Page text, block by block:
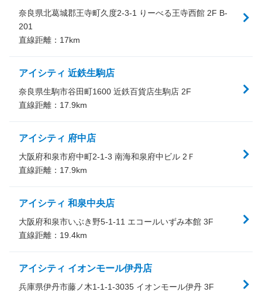
奈良県北葛城郡王寺町久度2-3-1 りーべる王寺西館 2F B-
201
直線距離： 17km
アイシティ 近鉄生駒店
奈良県生駒市谷田町1600 近鉄百貨店生駒店 2F
直線距離： 17.9km
アイシティ 府中店
大阪府和泉市府中町2-1-3 南海和泉府中ビル 2Ｆ
直線距離： 17.9km
アイシティ 和泉中央店
大阪府和泉市いぶき野5-1-11 エコールいずみ本館 3F
直線距離： 19.4km
アイシティ イオンモール伊丹店
兵庫県伊丹市藤ノ木1-1-1-3035 イオンモール伊丹 3F